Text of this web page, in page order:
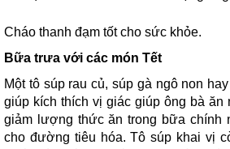
Cháo thanh đạm tốt cho sức khỏe.
Bữa trưa với các món Tết
Một tô súp rau củ, súp gà ngô non
giúp kích thích vị giác giúp ông bà ăn
giảm lượng thức ăn trong bữa chính
cho đường tiêu hóa. Tô súp khai vị